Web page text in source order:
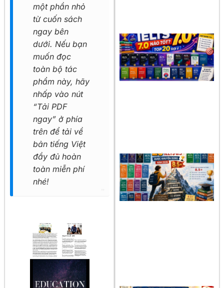
một phần nhỏ
từ cuốn sách
ngay bên
dưới. Nếu bạn
muốn đọc
toàn bộ tác
phẩm này, hãy
nhấp vào nút
“Tải PDF
ngay” ở phía
trên để tải về
bản tiếng Việt
đầy đủ hoàn
toàn miễn phí
nhé!